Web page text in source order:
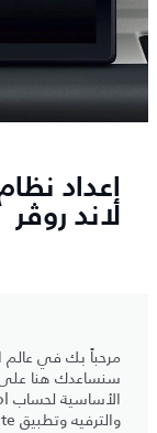
إعداد
لاند روڤر
مرحباً بك في عالم
سنساعدك هنا على
والترفيه وتطبيق Remote للهواتف الذكية.